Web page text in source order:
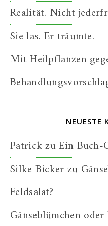
Realität. Nicht
Sie las. Er träumte.
Mit Heilpflanzen
NEUESTE
PatrickzuEin Buch-
Silke Bickerzu
Feldsalat?
Gänseblümchen